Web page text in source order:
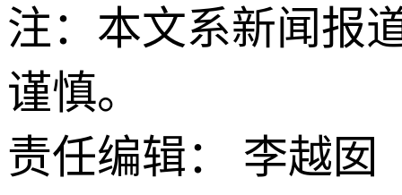
注：本文系新闻报
谨慎。
责任编辑： 李越囡